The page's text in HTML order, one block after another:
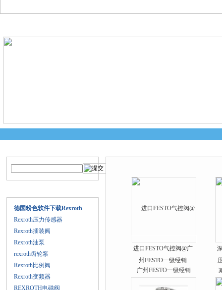
下载
德国粉色软件下载Rexroth
Rexroth压力传感器
Rexroth插装阀
Rexroth油泵
rexroth齿轮泵
Rexroth比例阀
Rexroth变频器
REXROTH电磁阀
进口FESTO气控阀@广
州FESTO一级经销